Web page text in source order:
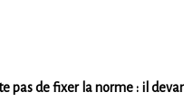
pas de fixer la norme : il